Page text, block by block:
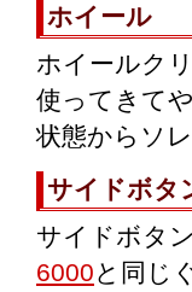
ホイール
ホイールク
使ってきて
状態からソ
サイドボタ
サイドボタ
6000と同じ